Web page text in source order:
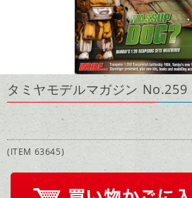
タミヤモデルマガジン No.259
(ITEM 63645)